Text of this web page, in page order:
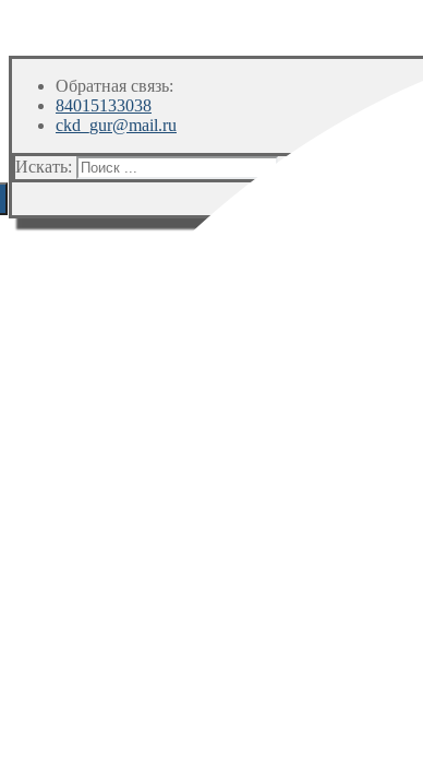
Обратная связь:
84015133038
ckd_gur@mail.ru
Искать: